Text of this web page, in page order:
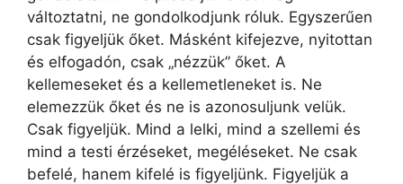
változtatni, ne gondolkodjunk róluk. Egyszerűen
csak figyeljük őket. Másként kifejezve, nyitottan
és elfogadón, csak „nézzük” őket. A
kellemeseket és a kellemetleneket is. Ne
elemezzük őket és ne is azonosuljunk velük.
Csak figyeljük. Mind a lelki, mind a szellemi és
mind a testi érzéseket, megéléseket. Ne csak
befelé, hanem kifelé is figyeljünk. Figyeljük a